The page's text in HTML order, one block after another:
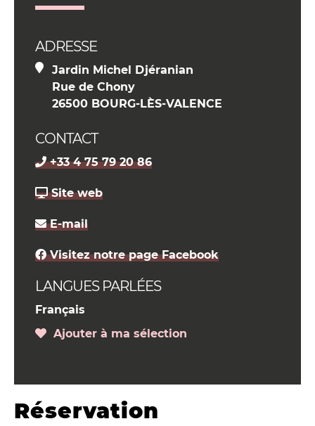
ADRESSE
Jardin Michel Djéranian
Rue de Chony
26500 BOURG-LÈS-VALENCE
CONTACT
+33 4 75 79 20 86
Site web
E-mail
Visitez notre page Facebook
LANGUES PARLÉES
Français
Ajouter à ma sélection
Réservation